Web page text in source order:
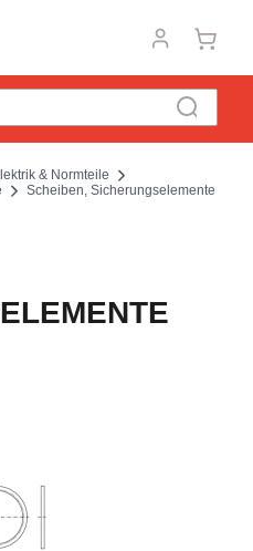
& Normteile
Scheiben, Sicherungselemente